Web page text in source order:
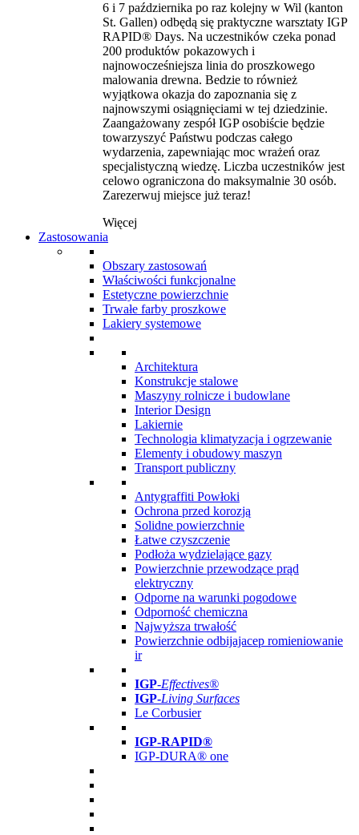
6 i 7 października po raz kolejny w Wil (kanton
St. Gallen) odbędą się praktyczne warsztaty IGP
RAPID® Days. Na uczestników czeka ponad
200 produktów pokazowych i
najnowocześniejsza linia do proszkowego
malowania drewna. Bedzie to również
wyjątkowa okazja do zapoznania się z
najnowszymi osiągnięciami w tej dziedzinie.
Zaangażowany zespół IGP osobiście będzie
towarzyszyć Państwu podczas całego
wydarzenia, zapewniając moc wrażeń oraz
specjalistyczną wiedzę. Liczba uczestników jest
celowo ograniczona do maksymalnie 30 osób.
Zarezerwuj miejsce już teraz!
Więcej
Zastosowania
Obszary zastosowań
Właściwości funkcjonalne
Estetyczne powierzchnie
Trwałe farby proszkowe
Lakiery systemowe
Architektura
Konstrukcje stalowe
Maszyny rolnicze i budowlane
Interior Design
Lakiernie
Technologia klimatyzacja i ogrzewanie
Elementy i obudowy maszyn
Transport publiczny
Antygraffiti Powłoki
Ochrona przed korozją
Solidne powierzchnie
Łatwe czyszczenie
Podłoża wydzielające gazy
Powierzchnie przewodzące prąd
elektryczny
Odporne na warunki pogodowe
Odporność chemiczna
Najwyższa trwałość
Powierzchnie odbijajacep romieniowanie
ir
IGP-Effectives®
IGP-Living Surfaces
Le Corbusier
IGP-RAPID®
IGP-DURA® one